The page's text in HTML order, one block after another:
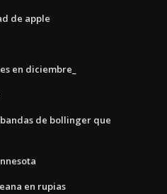
de apple
en diciembre_
de bollinger que
en rupias